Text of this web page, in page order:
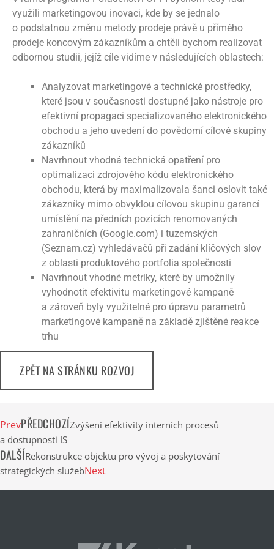
využili marketingovou inovaci, kde by se jednalo
o podstatnou změnu metody prodeje právě u přímého
prodeje koncovým zákazníkům a chtěli bychom realizovat
odbornou studii, jejíž cíle vidíme v následujících oblastech:
Analyzovat marketingové a technické prostředky,
které jsou v současnosti dostupné jako nástroje pro
efektivní propagaci specializovaného elektronického
obchodu a jeho uvedení do povědomí cílové skupiny
zákazníků
Navrhnout vhodná technická opatření pro
optimalizaci zdrojového kódu elektronického
obchodu, která by maximalizovala šanci oslovit také
zákazníky mimo obvyklou cílovou skupinu garancí
umístění na předních pozicích renomovaných
zahraničních (Google.com) i tuzemských
(Seznam.cz) vyhledávačů při zadání klíčových slov
z oblasti produktového portfolia společnosti
Navrhnout vhodné metriky, které by umožnily
vyhodnotit efektivitu marketingové kampaně
a zároveň byly využitelné pro úpravu parametrů
marketingové kampaně na základě zjištěné reakce
trhu
ZPĚT NA STRÁNKU ROZVOJ
PrevPŘEDCHOZÍZvýšení efektivity interních procesů
a dostupnosti IS
DALŠÍRekonstrukce objektu pro vývoj a poskytování
strategických služebNext